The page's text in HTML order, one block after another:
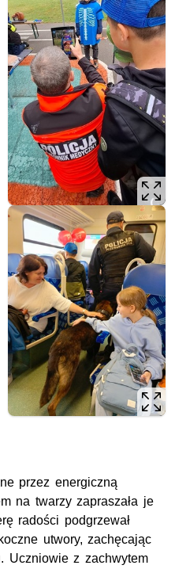
przez energiczną
na twarzy zapraszała je
radości podgrzewał
utwory, zachęcając
Uczniowie z zachwytem